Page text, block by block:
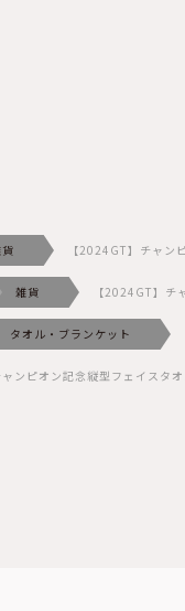
【2024GT】チャン
雑貨 【2024GT】チ
タオル・ブランケット
ンピオン記念縦型フェイスタ